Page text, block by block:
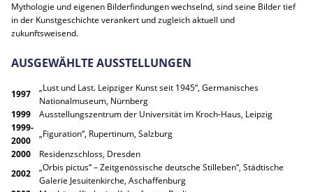
Mythologie und eigenen Bilderfindungen wechselnd, sind seine Bilder tief
in der Kunstgeschichte verankert und zugleich aktuell und
zukunftsweisend.
AUSGEWÄHLTE AUSSTELLUNGEN
1997
„Lust und Last. Leipziger Kunst seit 1945“, Germanisches
Nationalmuseum, Nürnberg
1999
Ausstellungszentrum der Universität im Kroch-Haus, Leipzig
1999-
2000
„Figuration“, Rupertinum, Salzburg
2000
Residenzschloss, Dresden
2002
„Orbis pictus“ – Zeitgenössische deutsche Stilleben“, Städtische
Galerie Jesuitenkirche, Aschaffenburg